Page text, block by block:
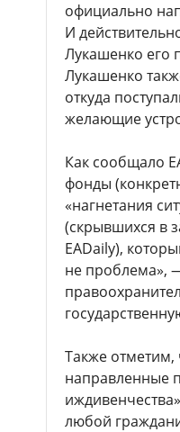
официально
И
Лукашенко его
Лукашенко
откуда
желающие
Как сообщало
фонды
«нагнетания
(скрывшихся в
EADaily),
не проблема»,
Также отметим,
направленные
любой